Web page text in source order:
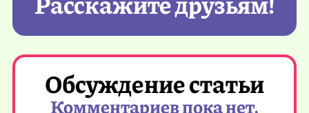
Обсуждение статьи
Комментариев пока нет,